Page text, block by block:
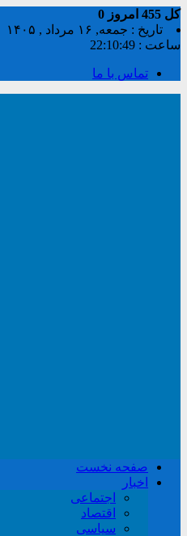
کل امروز 0
تاریخ : جمعه, ۱۶ مرداد , ۱۴۰۵
ساعت : 22:10:49
تماس با ما
صفحه نخست
اخبار
اجتماعی
اقتصاد
سیاسی